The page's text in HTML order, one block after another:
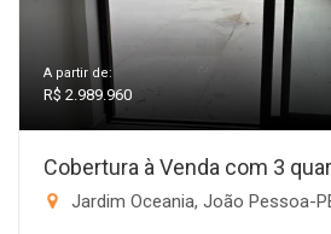
A partir de:
R$ 2.989.960
Cobertura à Venda com 3
Jardim Oceania, João Pessoa-